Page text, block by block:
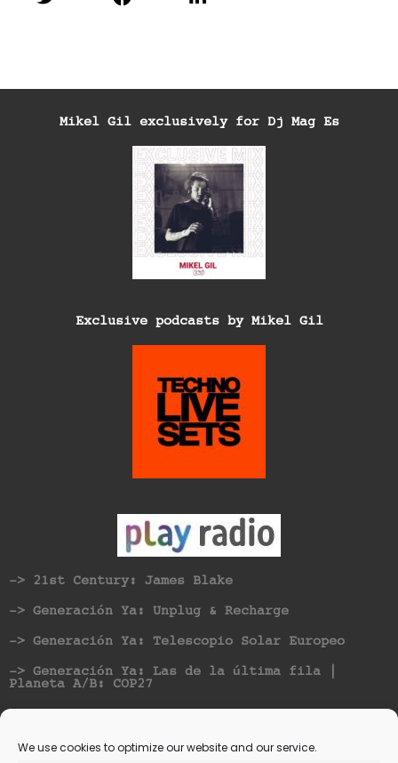
We use cookies to optimize our website and our service.
Mikel Gil exclusively for Dj Mag Es
Exclusive podcasts by Mikel Gil
-> 21st Century: James Blake
-> Generación Ya: Unplug & Recharge
-> Generación Ya: Telescopio Solar Europeo
-> Generación Ya: Las de la última fila |
Planeta A/B: COP27
Vicious Music Awards